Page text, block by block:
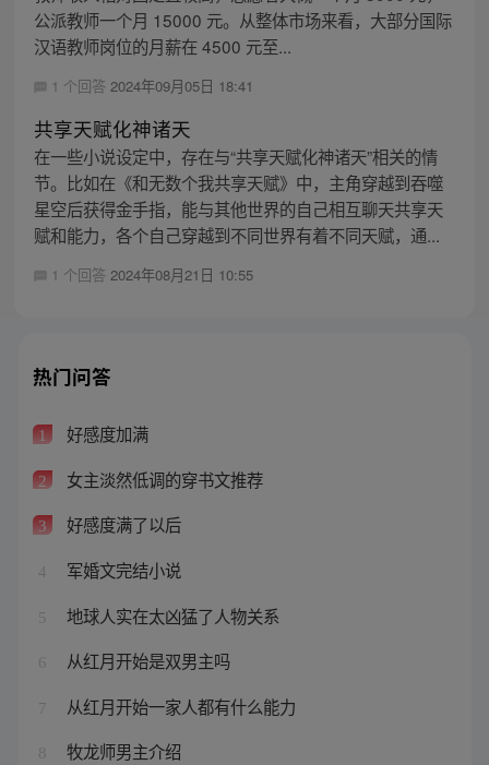
公派教师一个月 15000 元。从整体市场来看，大部分国际
汉语教师岗位的月薪在 4500 元至...
1 个回答 2024年09月05日 18:41
共享天赋化神诸天
在一些小说设定中，存在与“共享天赋化神诸天”相关的情
节。比如在《和无数个我共享天赋》中，主角穿越到吞噬
星空后获得金手指，能与其他世界的自己相互聊天共享天
赋和能力，各个自己穿越到不同世界有着不同天赋，通...
1 个回答 2024年08月21日 10:55
热门问答
1 好感度加满
2 女主淡然低调的穿书文推荐
3 好感度满了以后
4 军婚文完结小说
5 地球人实在太凶猛了人物关系
6 从红月开始是双男主吗
7 从红月开始一家人都有什么能力
8 牧龙师男主介绍